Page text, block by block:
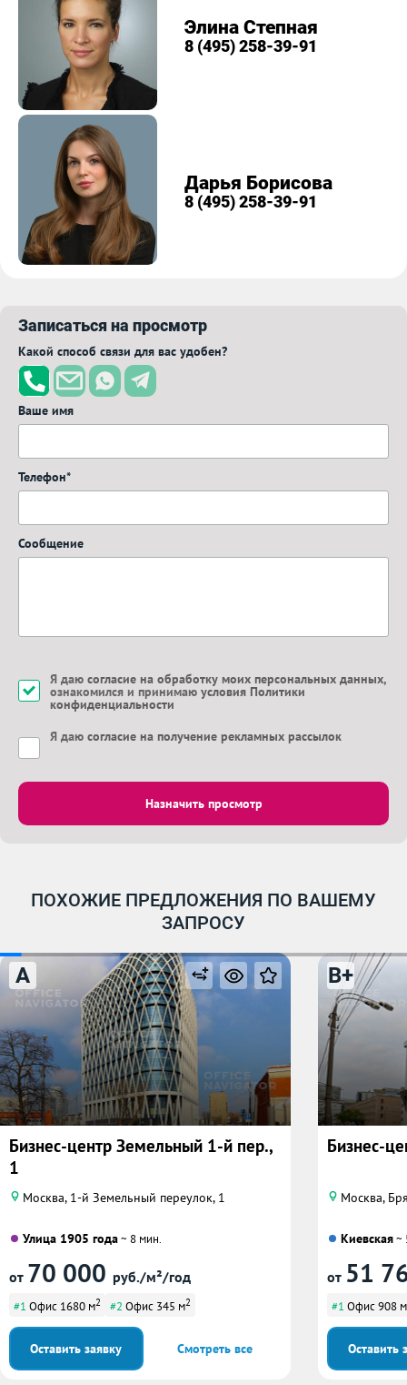
Элина Степная
8 (495) 258-39-91
Дарья Борисова
8 (495) 258-39-91
Записаться на просмотр
Какой способ связи для вас удобен?
Ваше имя
Телефон*
Сообщение
Я даю согласие на обработку моих персональных данных,
ознакомился и принимаю условия Политики
конфиденциальности
Я даю согласие на получение рекламных рассылок
Назначить просмотр
ПОХОЖИЕ ПРЕДЛОЖЕНИЯ ПО ВАШЕМУ
ЗАПРОСУ
A
Бизнес-центр Земельный 1-й пер.,
1
Москва, 1-й Земельный переулок, 1
Улица 1905 года~ 8 мин.
от 70 000 руб./м²/год
#1 Офис 1680 м2 #2 Офис 345 м2
Оставить заявку Смотреть все
B+
Бизнес-
Москва,
Киевская~
от 51
#1 Офис 908 м
Оставить